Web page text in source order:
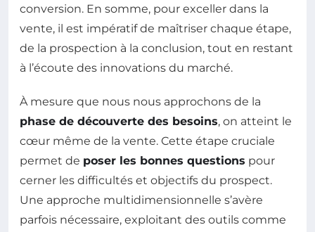
conversion. En somme, pour exceller dans la
vente, il est impératif de maîtriser chaque étape,
de la prospection à la conclusion, tout en restant
à l’écoute des innovations du marché.
À mesure que nous nous approchons de la
phase de découverte des besoins, on atteint le
cœur même de la vente. Cette étape cruciale
permet de poser les bonnes questions pour
cerner les difficultés et objectifs du prospect.
Une approche multidimensionnelle s’avère
parfois nécessaire, exploitant des outils comme